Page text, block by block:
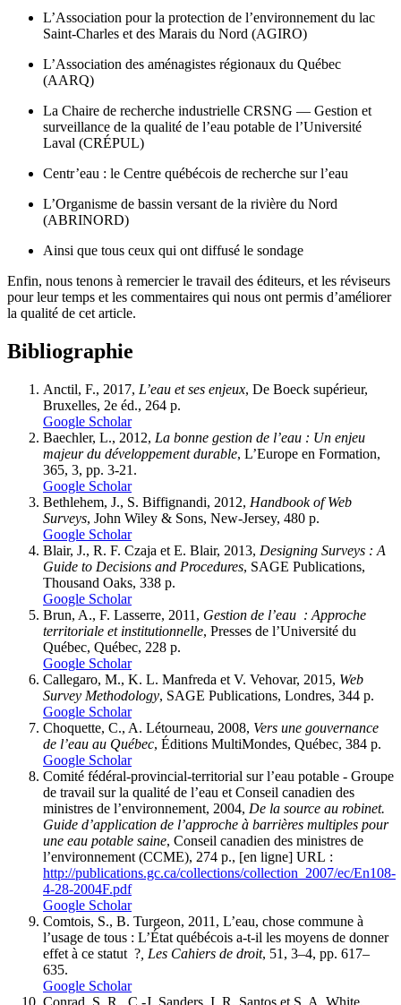
L’Association pour la protection de l’environnement du lac
Saint-Charles et des Marais du Nord (AGIRO)
L’Association des aménagistes régionaux du Québec
(AARQ)
La Chaire de recherche industrielle CRSNG — Gestion et
surveillance de la qualité de l’eau potable de l’Université
Laval (CRÉPUL)
Centr’eau : le Centre québécois de recherche sur l’eau
L’Organisme de bassin versant de la rivière du Nord
(ABRINORD)
Ainsi que tous ceux qui ont diffusé le sondage
Enfin, nous tenons à remercier le travail des éditeurs, et les réviseurs
pour leur temps et les commentaires qui nous ont permis d’améliorer
la qualité de cet article.
Bibliographie
Anctil, F., 2017, L’eau et ses enjeux, De Boeck supérieur,
Bruxelles, 2e éd., 264 p.
Google Scholar
Baechler, L., 2012, La bonne gestion de l’eau : Un enjeu
majeur du développement durable, L’Europe en Formation,
365, 3, pp. 3-21.
Google Scholar
Bethlehem, J., S. Biffignandi, 2012, Handbook of Web
Surveys, John Wiley & Sons, New-Jersey, 480 p.
Google Scholar
Blair, J., R. F. Czaja et E. Blair, 2013, Designing Surveys : A
Guide to Decisions and Procedures, SAGE Publications,
Thousand Oaks, 338 p.
Google Scholar
Brun, A., F. Lasserre, 2011, Gestion de l’eau : Approche
territoriale et institutionnelle, Presses de l’Université du
Québec, Québec, 228 p.
Google Scholar
Callegaro, M., K. L. Manfreda et V. Vehovar, 2015, Web
Survey Methodology, SAGE Publications, Londres, 344 p.
Google Scholar
Choquette, C., A. Létourneau, 2008, Vers une gouvernance
de l’eau au Québec, Éditions MultiMondes, Québec, 384 p.
Google Scholar
Comité fédéral-provincial-territorial sur l’eau potable - Groupe
de travail sur la qualité de l’eau et Conseil canadien des
ministres de l’environnement, 2004, De la source au robinet.
Guide d’application de l’approche à barrières multiples pour
une eau potable saine, Conseil canadien des ministres de
l’environnement (CCME), 274 p., [en ligne] URL :
http://publications.gc.ca/collections/collection_2007/ec/En108-
4-28-2004F.pdf
Google Scholar
Comtois, S., B. Turgeon, 2011, L’eau, chose commune à
l’usage de tous : L’État québécois a-t-il les moyens de donner
effet à ce statut ? , Les Cahiers de droit, 51, 3–4, pp. 617–
635.
Google Scholar